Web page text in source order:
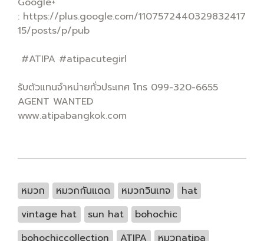
: https://plus.google.com/1107572440329832417
15/posts/p/pub
#ATIPA #atipacutegirl
รับตัวแทนจำหน่ายทั่วประเทศ โทร 099-320-6655
AGENT WANTED
www.atipabangkok.com
หมวก หมวกกันแดด หมวกวินเทจ
hat
vintage hat
sun hat
bohochic
bohochiccollection
ATIPA
หมวกatipa